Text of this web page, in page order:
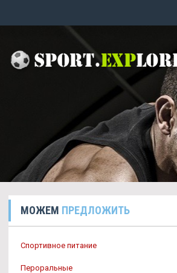
МОЖЕМ ПРЕДЛОЖИТЬ
Спортивное питание
Пероральные